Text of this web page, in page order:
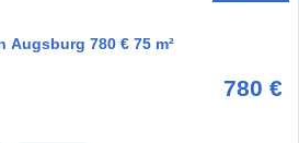
Augsburg 780 € 75 m²
780 €